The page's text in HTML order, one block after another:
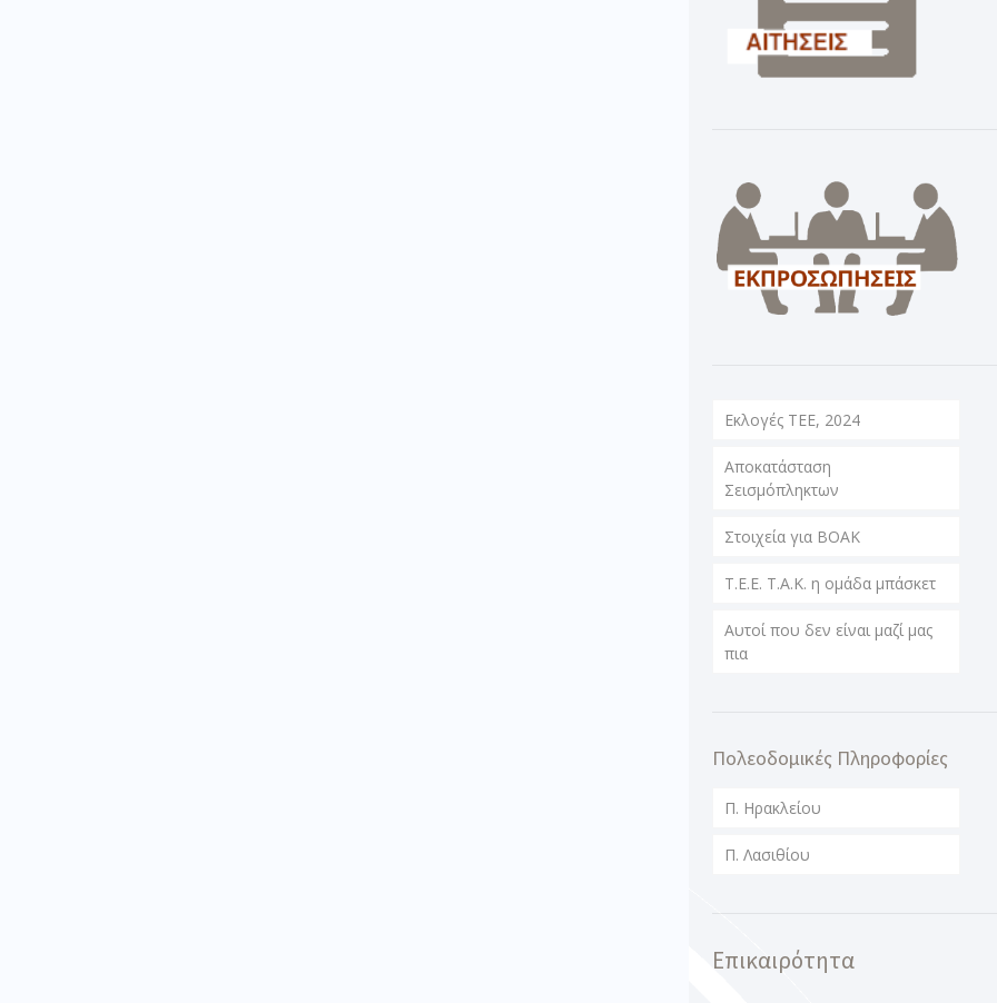
Εκλογές ΤΕΕ, 2024
Αποκατάσταση
Σεισμόπληκτων
Στοιχεία για ΒΟΑΚ
T.E.E. T.A.K. η ομάδα μπάσκετ
Αυτοί που δεν είναι μαζί μας
πια
Πολεοδομικές Πληροφορίες
Π. Ηρακλείου
Π. Λασιθίου
Επικαιρότητα